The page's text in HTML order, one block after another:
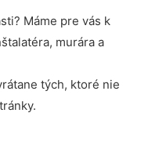
Máme pre vás k
murára a
tých, ktoré nie